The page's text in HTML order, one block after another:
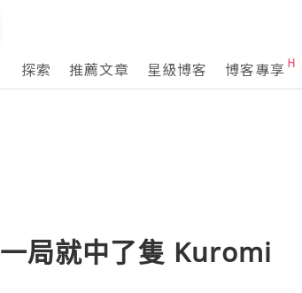
探索
推薦文章 星級博客 博客專享
局就中了隻 Kuromi